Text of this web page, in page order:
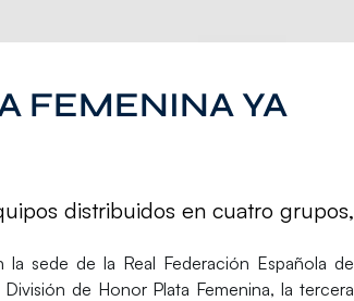
FEMENINA YA
distribuidos en cuatro grupos,
la sede de la Real Federación Española de
División de Honor Plata Femenina, la tercera